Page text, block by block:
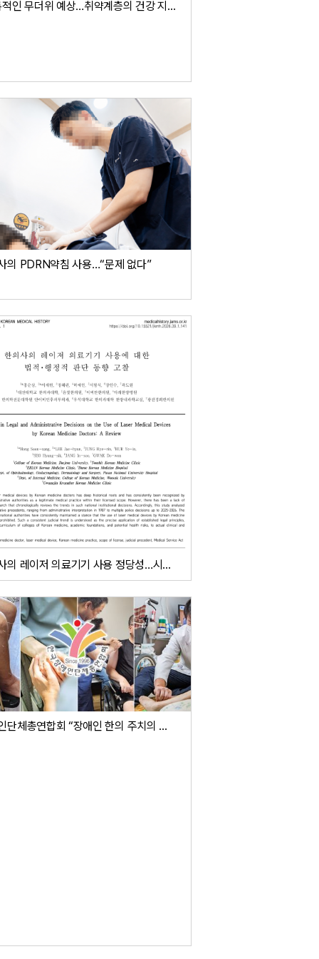
“기록적인 무더위 예상…취약계층의 건강 지킨다”
의 PDRN약침 사용…“문제 없다”
한의사의 레이저 의료기기 사용 정당성…시계열적으로 분석
장애인단체총연합회 “장애인 한의 주치의 조속 도입” 강력 촉구